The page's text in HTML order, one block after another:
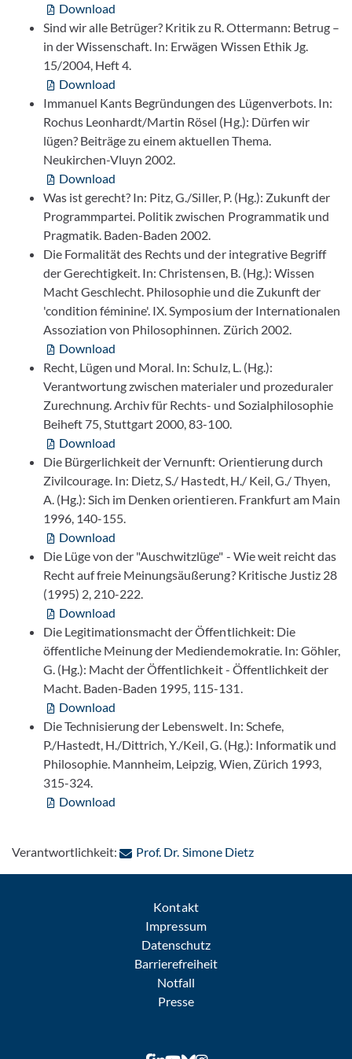
Download
Sind wir alle Betrüger? Kritik zu R. Ottermann: Betrug –
in der Wissenschaft. In: Erwägen Wissen Ethik Jg.
15/2004, Heft 4.
Download
Immanuel Kants Begründungen des Lügenverbots. In:
Rochus Leonhardt/Martin Rösel (Hg.): Dürfen wir
lügen? Beiträge zu einem aktuellen Thema.
Neukirchen-Vluyn 2002.
Download
Was ist gerecht? In: Pitz, G./Siller, P. (Hg.): Zukunft der
Programmpartei. Politik zwischen Programmatik und
Pragmatik. Baden-Baden 2002.
Die Formalität des Rechts und der integrative Begriff
der Gerechtigkeit. In: Christensen, B. (Hg.): Wissen
Macht Geschlecht. Philosophie und die Zukunft der
'condition féminine'. IX. Symposium der Internationalen
Assoziation von Philosophinnen. Zürich 2002.
Download
Recht, Lügen und Moral. In: Schulz, L. (Hg.):
Verantwortung zwischen materialer und prozeduraler
Zurechnung. Archiv für Rechts- und Sozialphilosophie
Beiheft 75, Stuttgart 2000, 83-100.
Download
Die Bürgerlichkeit der Vernunft: Orientierung durch
Zivilcourage. In: Dietz, S./ Hastedt, H./ Keil, G./ Thyen,
A. (Hg.): Sich im Denken orientieren. Frankfurt am Main
1996, 140-155.
Download
Die Lüge von der "Auschwitzlüge" - Wie weit reicht das
Recht auf freie Meinungsäußerung? Kritische Justiz 28
(1995) 2, 210-222.
Download
Die Legitimationsmacht der Öffentlichkeit: Die
öffentliche Meinung der Mediendemokratie. In: Göhler,
G. (Hg.): Macht der Öffentlichkeit - Öffentlichkeit der
Macht. Baden-Baden 1995, 115-131.
Download
Die Technisierung der Lebenswelt. In: Schefe,
P./Hastedt, H./Dittrich, Y./Keil, G. (Hg.): Informatik und
Philosophie. Mannheim, Leipzig, Wien, Zürich 1993,
315-324.
Download
Verantwortlichkeit: Prof. Dr. Simone Dietz: Per E-Mail
Kontakt
Impressum
Datenschutz
Barrierefreiheit
Notfall
Presse